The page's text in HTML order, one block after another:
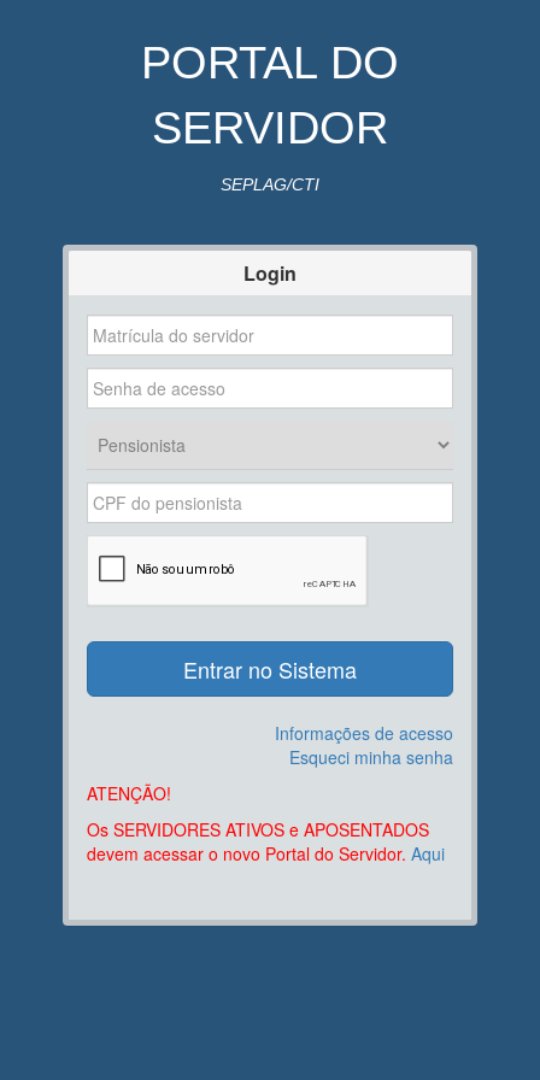
PORTAL DO
SERVIDOR
SEPLAG/CTI
Login
Informações de acesso
Esqueci minha senha
ATENÇÃO!
Os SERVIDORES ATIVOS e APOSENTADOS
devem acessar o novo Portal do Servidor.Aqui